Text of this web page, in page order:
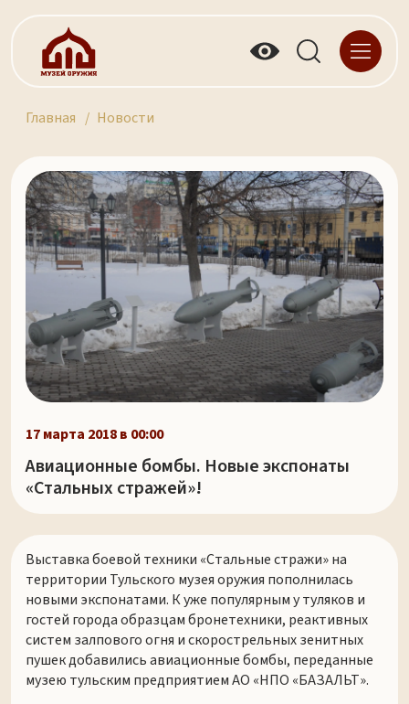
Главная Новости
17 марта 2018 в 00:00
Авиационные бомбы. Новые экспонаты
«Стальных стражей»!
Выставка боевой техники «Стальные стражи» на
территории Тульского музея оружия пополнилась
новыми экспонатами. К уже популярным у туляков и
гостей города образцам бронетехники, реактивных
систем залпового огня и скорострельных зенитных
пушек добавились авиационные бомбы, переданные
музею тульским предприятием АО «НПО «БАЗАЛЬТ».